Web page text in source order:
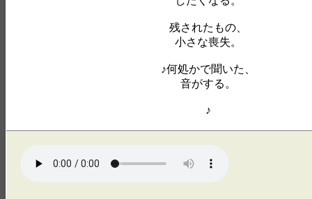
残されたもの、
小さな喪失。
♪何処かで聞いた、
音がする。
♪